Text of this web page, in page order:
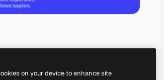
on your device to enhance site